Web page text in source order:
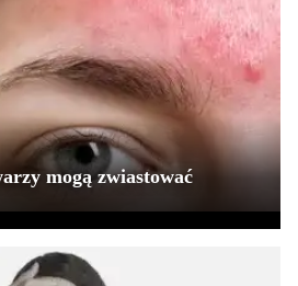
mogą zwiastować